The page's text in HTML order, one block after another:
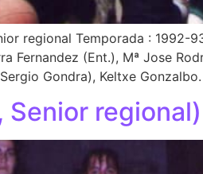
regional Temporada :
Fernandez (Ent.), Mª Jose
Gondra), Keltxe
Senior